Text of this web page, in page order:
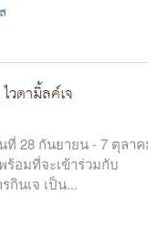
วตามิ้ลค์เจ
ที่ 28 กันยายน - 7 ตุลา
ร้อมที่จะเข้าร่วมกับ
กินเจ เป็น...